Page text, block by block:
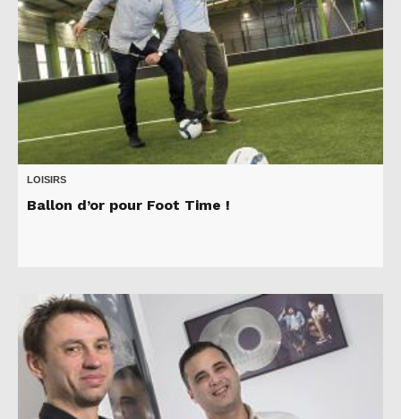
LOISIRS
Ballon d’or pour Foot Time !